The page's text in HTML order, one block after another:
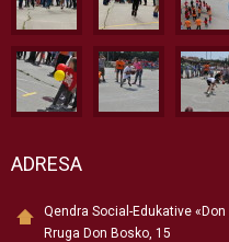
ADRESA
Qendra Social-Edukative «Don
Rruga Don Bosko, 15